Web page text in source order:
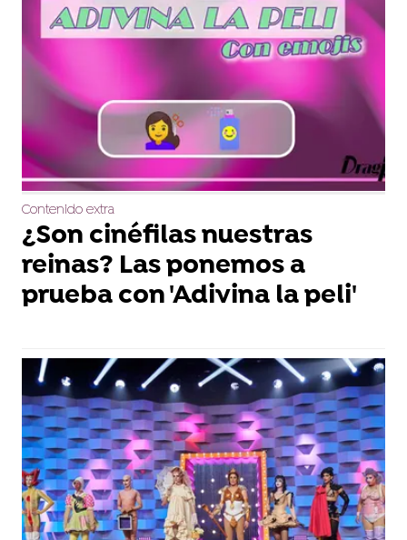
Contenido extra
¿Son cinéfilas nuestras
reinas? Las ponemos a
prueba con 'Adivina la peli'